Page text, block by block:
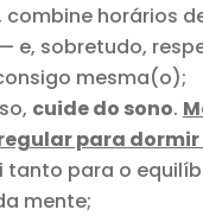
combine horários
e, sobretudo,
mesma(o);
cuide do sono.
para
tanto para o
mente;